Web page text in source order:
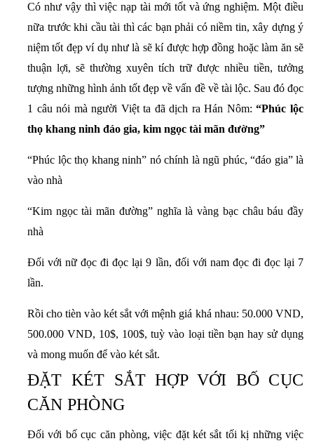
Có như vậy thì việc nạp tài mới tốt và ứng nghiệm. Một điều
nữa trước khi cầu tài thì các bạn phải có niềm tin, xây dựng ý
niệm tốt đẹp ví dụ như là sẽ kí được hợp đồng hoặc làm ăn sẽ
thuận lợi, sẽ thường xuyên tích trữ được nhiều tiền, tưởng
tượng những hình ảnh tốt đẹp về vấn đề về tài lộc. Sau đó đọc
1 câu nói mà người Việt ta đã dịch ra Hán Nôm:“Phúc lộc
thọ khang ninh đáo gia, kim ngọc tài mãn đường”
“Phúc lộc thọ khang ninh” nó chính là ngũ phúc, “đáo gia” là
vào nhà
“Kim ngọc tài mãn đường” nghĩa là vàng bạc châu báu đầy
nhà
Đối với nữ đọc đi đọc lại 9 lần, đối với nam đọc đi đọc lại 7
lần.
Rồi cho tièn vào két sắt với mệnh giá khá nhau: 50.000 VND,
500.000 VND, 10$, 100$, tuỳ vào loại tiền bạn hay sử dụng
và mong muốn để vào két sắt.
ĐẶT KÉT SẮT HỢP VỚI BỐ CỤC
CĂN PHÒNG
Đối với bố cục căn phòng, việc đặt két sắt tối kị những việc